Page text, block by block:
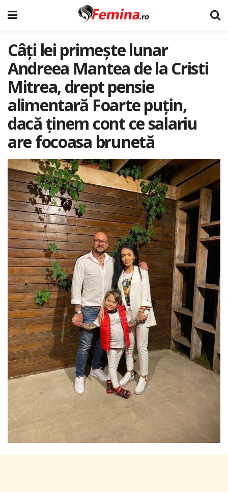
Câți lei primește lunar
Andreea Mantea de la Cristi
Mitrea, drept pensie
alimentară Foarte puțin,
dacă ținem cont ce salariu
are focoasa brunetă